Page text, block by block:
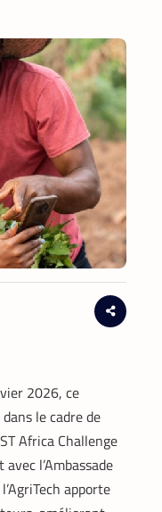
2026, ce
le cadre de
Africa Challenge
l’Ambassade
apporte